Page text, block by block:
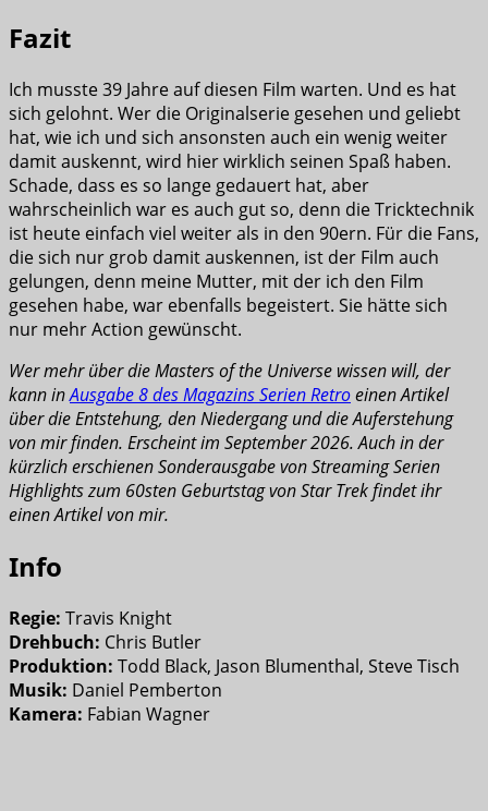
Fazit
Ich musste 39 Jahre auf diesen Film warten. Und es hat
sich gelohnt. Wer die Originalserie gesehen und geliebt
hat, wie ich und sich ansonsten auch ein wenig weiter
damit auskennt, wird hier wirklich seinen Spaß haben.
Schade, dass es so lange gedauert hat, aber
wahrscheinlich war es auch gut so, denn die Tricktechnik
ist heute einfach viel weiter als in den 90ern. Für die Fans,
die sich nur grob damit auskennen, ist der Film auch
gelungen, denn meine Mutter, mit der ich den Film
gesehen habe, war ebenfalls begeistert. Sie hätte sich
nur mehr Action gewünscht.
Wer mehr über die Masters of the Universe wissen will, der
kann inAusgabe 8 des Magazins Serien Retroeinen Artikel
über die Entstehung, den Niedergang und die Auferstehung
von mir finden. Erscheint im September 2026. Auch in der
kürzlich erschienen Sonderausgabe von Streaming Serien
Highlights zum 60sten Geburtstag von Star Trek findet ihr
einen Artikel von mir.
Info
Regie: Travis Knight
Drehbuch: Chris Butler
Produktion: Todd Black, Jason Blumenthal, Steve Tisch
Musik: Daniel Pemberton
Kamera: Fabian Wagner